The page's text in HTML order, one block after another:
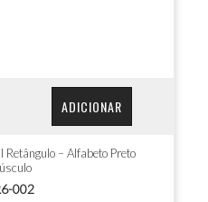
ADICIONAR
Retângulo – Alfabeto Preto
002